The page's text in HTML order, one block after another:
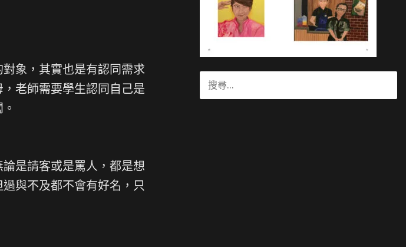
象，其實也是有認同需求
老師需要學生認同自己是
是請客或是罵人，都是想
與不及都不會有好名，只
尋